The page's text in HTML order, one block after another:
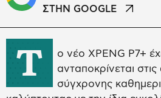
ΣΤΗΝ GOOGLE
Τ
ο νέο XPENG P7+
ανταποκρίνεται στις
σύγχρονης